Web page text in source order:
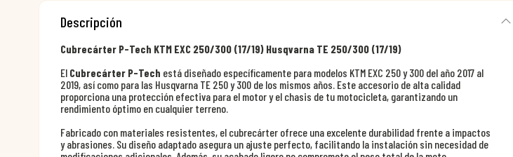
Descripción
Cubrecárter P-Tech KTM EXC 250/300 (17/19) Husqvarna TE 250/300 (17/19)
El Cubrecárter P-Tech está diseñado específicamente para modelos KTM EXC 250 y 300 del año 2017 al
2019, así como para las Husqvarna TE 250 y 300 de los mismos años. Este accesorio de alta calidad
proporciona una protección efectiva para el motor y el chasis de tu motocicleta, garantizando un
rendimiento óptimo en cualquier terreno.
Fabricado con materiales resistentes, el cubrecárter ofrece una excelente durabilidad frente a impactos
y abrasiones. Su diseño adaptado asegura un ajuste perfecto, facilitando la instalación sin necesidad de